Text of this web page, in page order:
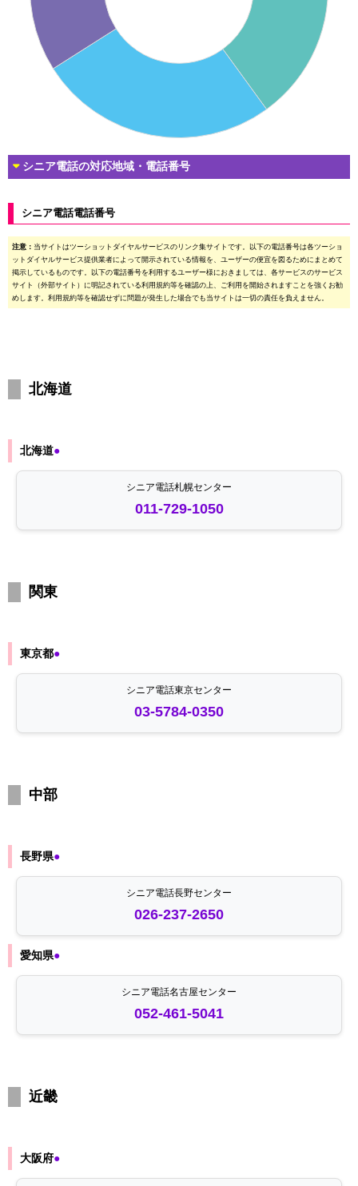
シニア電話の対応地域・電話番号
シニア電話電話番号
注意： 当サイトはツーショットダイヤルサービスのリンク集サイトです。以下の電話番号は各ツーショ
ットダイヤルサービス提供業者によって開示されている情報を、ユーザーの便宜を図るためにまとめて
掲示しているものです。以下の電話番号を利用するユーザー様におきましては、各サービスのサービス
サイト（外部サイト）に明記されている利用規約等を確認の上、ご利用を開始されますことを強くお勧
めします。利用規約等を確認せずに問題が発生した場合でも当サイトは一切の責任を負えません。
北海道
北海道●
シニア電話札幌センター
011-729-1050
関東
東京都●
シニア電話東京センター
03-5784-0350
中部
長野県●
シニア電話長野センター
026-237-2650
愛知県●
シニア電話名古屋センター
052-461-5041
近畿
大阪府●